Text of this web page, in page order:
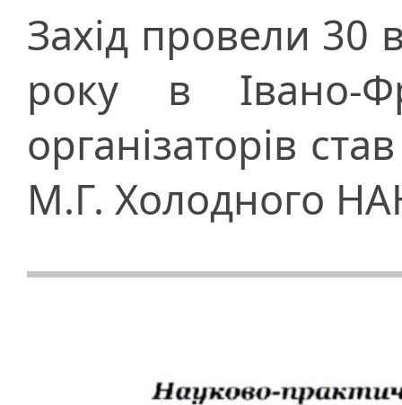
Захід провели 30
року в Івано-
організаторів
М.Г. Холодного